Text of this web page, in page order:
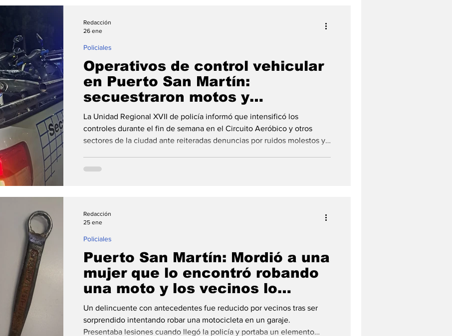
Operativos de control vehicular
en Puerto San Martín:
secuestraron motos y
demoraron personas
La Unidad Regional XVII de policía informó que intensificó los
controles durante el fin de semana en el Circuito Aeróbico y otros
sectores de la ciudad ante reiteradas denuncias por ruidos molestos y
Policiales
Redacción
26 ene
Puerto San Martín: Mordió a una
mujer que lo encontró robando
una moto y los vecinos lo
agarraron
Un delincuente con antecedentes fue reducido por vecinos tras ser
sorprendido intentando robar una motocicleta en un garaje.
Presentaba lesiones cuando llegó la policía y portaba un elemento
Policiales
Redacción
25 ene